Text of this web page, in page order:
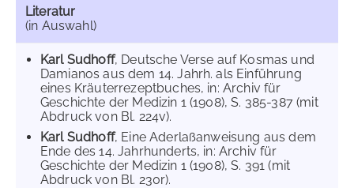
Literatur
(in Auswahl)
Karl Sudhoff, Deutsche Verse auf Kosmas und
Damianos aus dem 14. Jahrh. als Einführung
eines Kräuterrezeptbuches, in: Archiv für
Geschichte der Medizin 1 (1908), S. 385-387 (mit
Abdruck von Bl. 224v).
Karl Sudhoff, Eine Aderlaßanweisung aus dem
Ende des 14. Jahrhunderts, in: Archiv für
Geschichte der Medizin 1 (1908), S. 391 (mit
Abdruck von Bl. 230r).